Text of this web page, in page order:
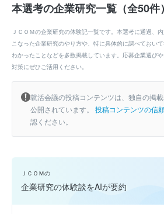
本選考の企業研究一覧（全50件）
ＪＣＯＭの企業研究の体験記一覧です。本選考に通過、
こなった企業研究のやり方や、特に具体的に調べておい
わかったことなどを多数掲載しています。応募企業選び
対策にぜひご活用ください。
就活会議の投稿コンテンツは、独自の掲
公開されています。 投稿コンテンツの信
認ください。
ＪＣＯＭの
企業研究の体験談をAIが要約